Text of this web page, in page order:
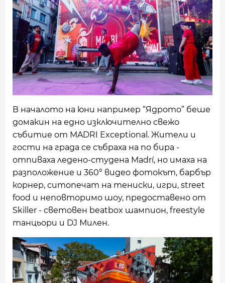
В началото на юни например “Ядрото” беше
домакин на едно изключително свежо
събитие от MADRI Exceptional. Жители и
гости на града се събраха на по бира -
отпиваха ледено-студена Madrí, но имаха на
разположение и 360° видео фотокът, барбър
корнер, ситопечат на тениски, игри, street
food и неповторимо шоу, предоставено от
Skiller - световен beatbox шампион, freestyle
танцьори и DJ Милен.